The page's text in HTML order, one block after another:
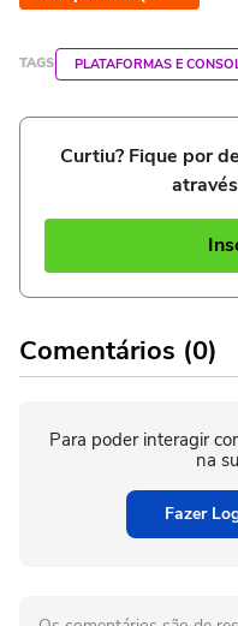
TAGS PLATAFORMAS E
Curtiu? Fique por
Comentários (0)
Para poder interagir
na
Fazer